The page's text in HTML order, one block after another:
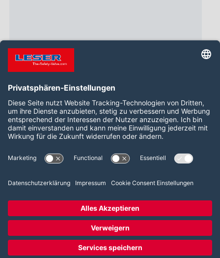
Folgen Sie uns auf:
LinkedIn YouTube
2026 LESER GmbH & Co. KG
Impressum
Cookie Consent Einstellungen